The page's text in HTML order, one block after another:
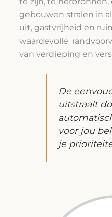
gebouwen stralen in
uit, gastvrijheid en
waardevolle
van verdieping en
De
uitstraalt
voor jou
je